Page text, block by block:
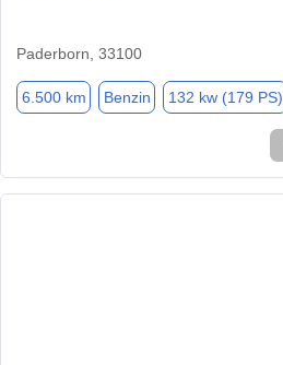
Paderborn, 33100
6.500 km Benzin 132 kw (179 PS)